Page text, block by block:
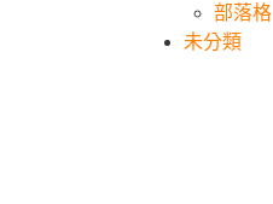
部落格
未分類